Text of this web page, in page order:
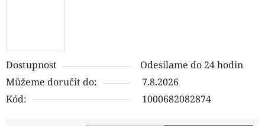
Dostupnost
Odesilame do 24 hodin
Můžeme doručit do:
7.8.2026
Kód:
1000682082874